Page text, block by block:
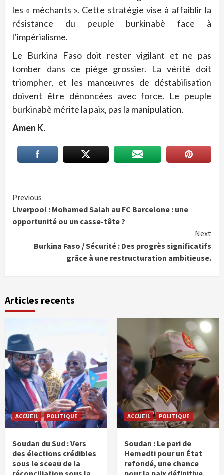
les « méchants ». Cette stratégie vise à affaiblir la
résistance du peuple burkinabè face à
l’impérialisme.
Le Burkina Faso doit rester vigilant et ne pas
tomber dans ce piège grossier. La vérité doit
triompher, et les manœuvres de déstabilisation
doivent être dénoncées avec force. Le peuple
burkinabè mérite la paix, pas la manipulation.
Amen K.
Continue
Reading
Previous
Liverpool : Mohamed Salah au FC Barcelone : une
opportunité ou un casse-tête ?
Next
Burkina Faso / Sécurité : Des progrès significatifs
grâce à une restructuration ambitieuse.
Articles recents
ACCUEIL POLITIQUE
Soudan du Sud : Vers
des élections crédibles
sous le sceau de la
ACCUEIL POLITIQUE
Soudan : Le pari de
Hemedti pour un État
refondé, une chance